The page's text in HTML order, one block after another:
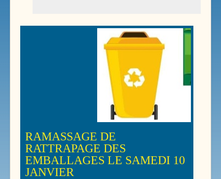
RAMASSAGE DE
RATTRAPAGE DES
EMBALLAGES LE SAMEDI 10
JANVIER